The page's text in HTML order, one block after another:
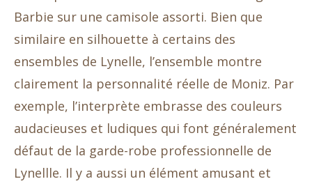
Barbie sur une camisole assorti. Bien que
similaire en silhouette à certains des
ensembles de Lynelle, l’ensemble montre
clairement la personnalité réelle de Moniz. Par
exemple, l’interprète embrasse des couleurs
audacieuses et ludiques qui font généralement
défaut de la garde-robe professionnelle de
Lynellle. Il y a aussi un élément amusant et